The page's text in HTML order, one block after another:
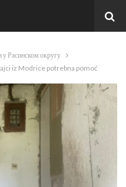
у Расинском округу
iz Modrice potrebna pomoć